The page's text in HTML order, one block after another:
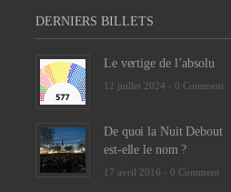
DERNIERS BILLETS
Le vertige de l’absolu
12 juillet 2024 - 0 Comment
De quoi la Nuit Debout
est-elle le nom ?
17 avril 2016 - 0 Comment